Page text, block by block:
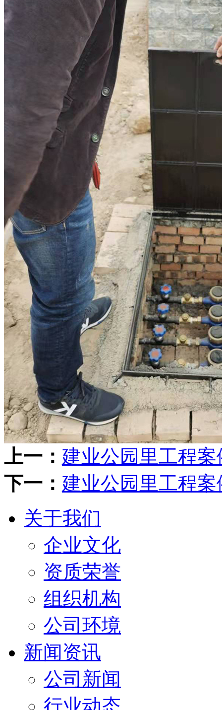
上一： 建业公园里工程案
下一： 建业公园里工程案
关于我们
企业文化
资质荣誉
组织机构
公司环境
新闻资讯
公司新闻